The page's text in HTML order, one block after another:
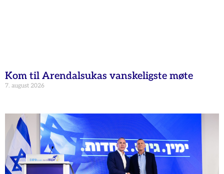
Kom til Arendalsukas vanskeligste møte
7. august 2026